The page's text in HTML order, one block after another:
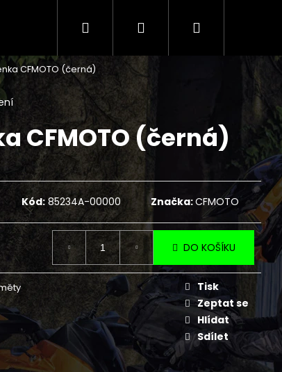
CENÍK SERVISNÍCH ÚKONŮ
Hledat PřihlášeníNákupní
CFMOTO (černá)
CFMOTO (černá)
Kód: 85234A-00000 Značka:CFMOTO
DO KOŠÍKU
Tisk
Zeptat se
Hlídat
Sdílet
Následující
DLOUHÁ ČERNO